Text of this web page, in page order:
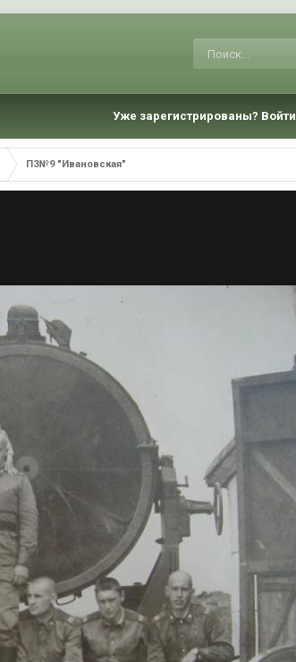
Уже зарегистрированы? Войти
ПЗ№9 "Ивановская"